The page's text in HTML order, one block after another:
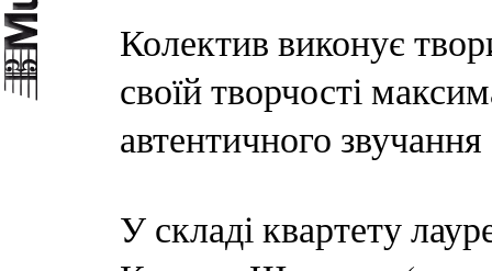
Колектив виконує
своїй творчості
автентичного
У складі квартету